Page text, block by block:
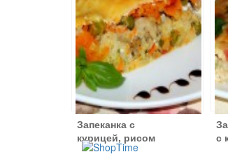
Запеканка с
курицей, рисом
и овощами
с